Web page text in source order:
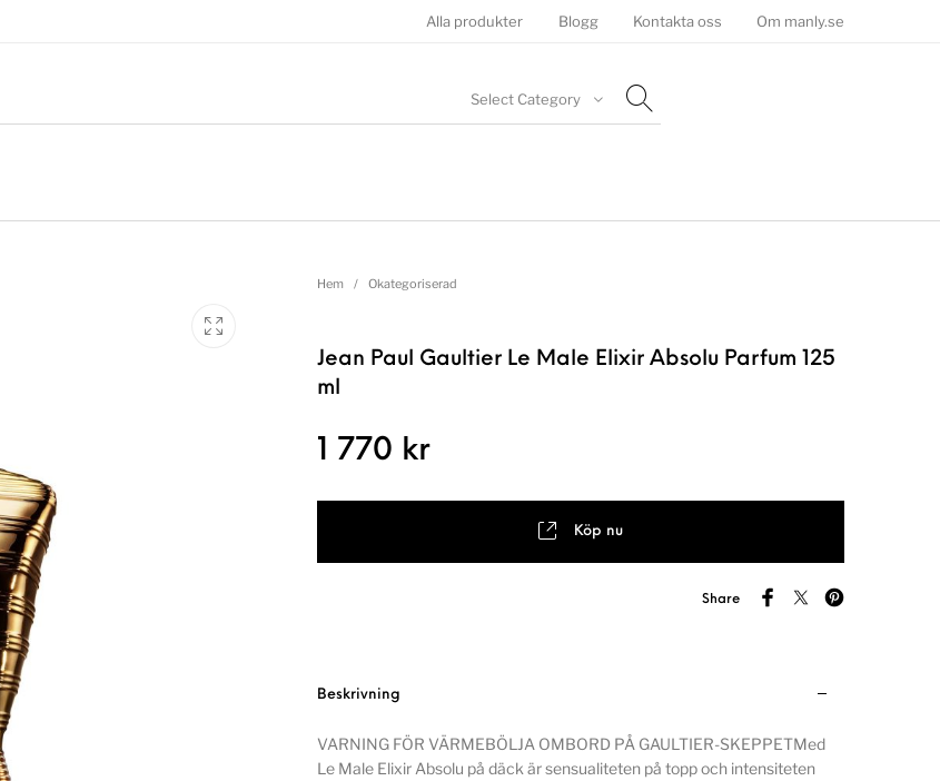
Alla produkter Blogg Kontakta oss Om manly.se
Select Category
Hem / Okategoriserad
Jean Paul Gaultier Le Male Elixir Absolu Parfum 125
ml
1 770 kr
Köp nu
Share
Beskrivning
VARNING FÖR VÄRMEBÖLJA OMBORD PÅ GAULTIER-SKEPPETMed
Le Male Elixir Absolu på däck är sensualiteten på topp och intensiteten